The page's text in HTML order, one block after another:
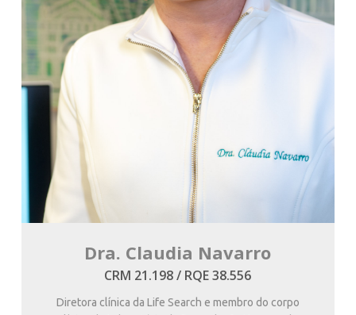
Dra. Claudia Navarro
CRM 21.198 / RQE 38.556
Diretora clínica da Life Search e membro do corpo